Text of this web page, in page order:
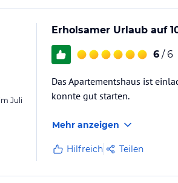
Juli
Erholsamer Urlaub auf
6 / 6
Das Apartementshaus ist
konnte gut starten.
Mehr anzeigen
Hilfreich Teilen